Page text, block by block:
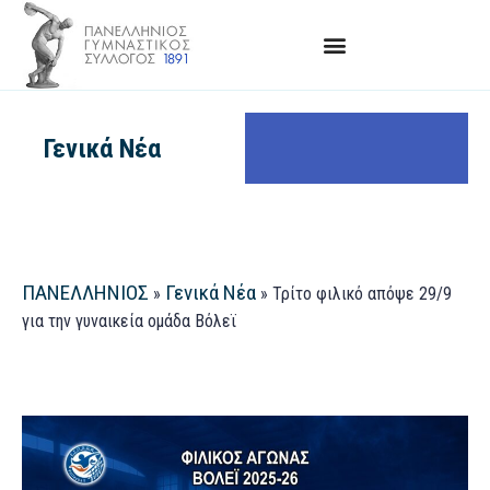
Γενικά Νέα
ΠΑΝΕΛΛΗΝΙΟΣ » Γενικά Νέα » Τρίτο φιλικό απόψε 29/9
για την γυναικεία ομάδα Βόλεϊ